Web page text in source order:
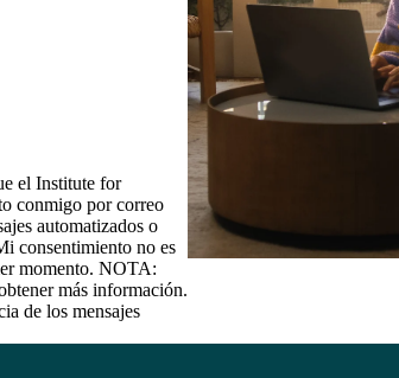
el Institute for
conmigo por correo
automatizados o
consentimiento no es
momento. NOTA:
más información.
de los mensajes